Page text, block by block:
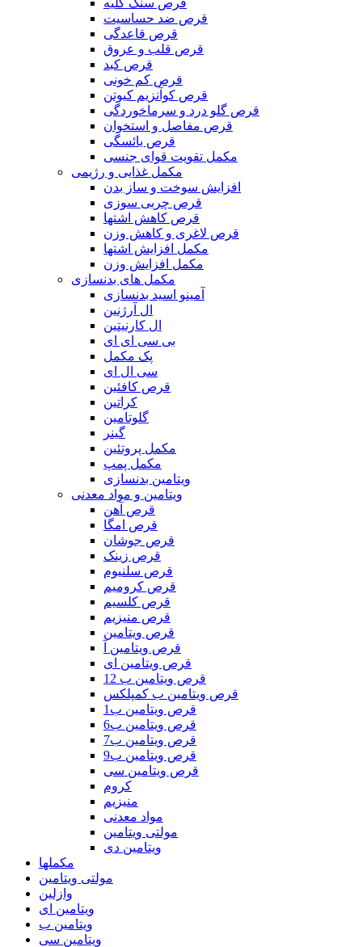
قرص ضد حساسیت
قرص قاعدگی
قرص قلب و عروق
قرص کبد
قرص کم خونی
قرص کوآنزیم کیوتن
قرص گلو درد و سرماخوردگی
قرص مفاصل و استخوان
قرص یائسگی
مکمل تقویت قوای جنسی
مکمل غذایی و رژیمی
افزایش سوخت و ساز بدن
قرص چربی سوزی
قرص کاهش اشتها
قرص لاغری و کاهش وزن
مکمل افزایش اشتها
مکمل افزایش وزن
مکمل های بدنسازی
آمینو اسید بدنسازی
ال آرژنین
ال کارنیتین
بی سی ای ای
پک مکمل
سی ال ای
قرص کافئین
کراتین
گلوتامین
گینر
مکمل پروتئین
مکمل پمپ
ویتامین بدنسازی
ویتامین و مواد معدنی
قرص آهن
قرص امگا
قرص جوشان
قرص زینک
قرص سلنیوم
قرص کرومیم
قرص کلسیم
قرص منیزیم
قرص ویتامین
قرص ویتامین آ
قرص ویتامین ای
قرص ویتامین ب 12
قرص ویتامین ب کمپلکس
قرص ویتامین ب1
قرص ویتامین ب6
قرص ویتامین ب7
قرص ویتامین ب9
قرص ویتامین سی
کروم
منیزیم
مواد معدنی
مولتی ویتامین
ویتامین دی
مکملها
مولتی ویتامین
وازلین
ویتامین ای
ویتامین ب
ویتامین سی